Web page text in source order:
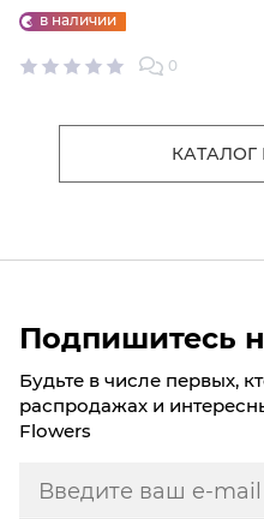
"ФАБРИКИ СЧАСТЬЕ"
в наличии
0
Подпишитесь
Будьте в числе первых,
распродажах и
Flowers